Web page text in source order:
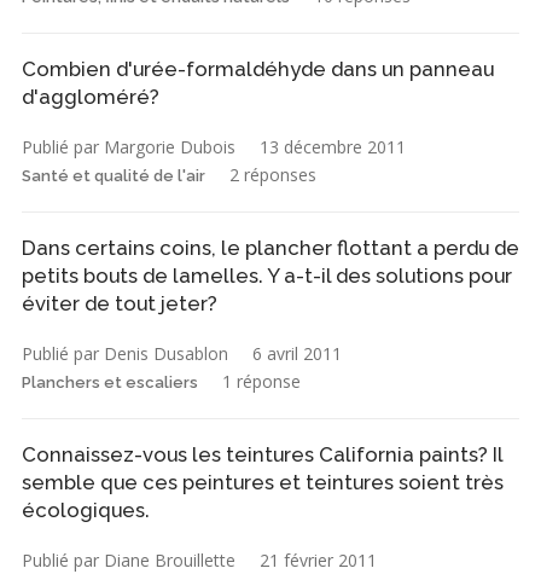
Combien d'urée-formaldéhyde dans un panneau
d'aggloméré?
Publié par Margorie Dubois 13 décembre 2011
Santé et qualité de l'air 2 réponses
Dans certains coins, le plancher flottant a perdu de
petits bouts de lamelles. Y a-t-il des solutions pour
éviter de tout jeter?
Publié par Denis Dusablon 6 avril 2011
Planchers et escaliers 1 réponse
Connaissez-vous les teintures California paints? Il
semble que ces peintures et teintures soient très
écologiques.
Publié par Diane Brouillette 21 février 2011